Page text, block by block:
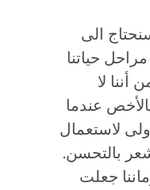
الى
حياتنا
أننا لا
عندما
لاستعمال
بالتحسن.
جعلت